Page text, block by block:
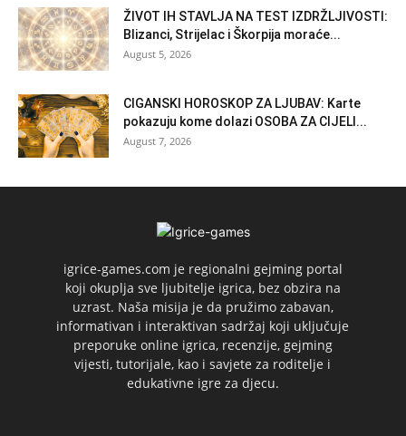
ŽIVOT IH STAVLJA NA TEST IZDRŽLJIVOSTI:
Blizanci, Strijelac i Škorpija moraće...
August 5, 2026
CIGANSKI HOROSKOP ZA LJUBAV: Karte
pokazuju kome dolazi OSOBA ZA CIJELI...
August 7, 2026
igrice-games.com je regionalni gejming portal
koji okuplja sve ljubitelje igrica, bez obzira na
uzrast. Naša misija je da pružimo zabavan,
informativan i interaktivan sadržaj koji uključuje
preporuke online igrica, recenzije, gejming
vijesti, tutorijale, kao i savjete za roditelje i
edukativne igre za djecu.